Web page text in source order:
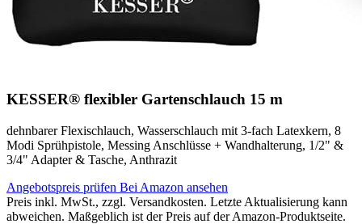
KESSER® flexibler Gartenschlauch 15 m
dehnbarer Flexischlauch, Wasserschlauch mit 3-fach Latexkern, 8
Modi Sprühpistole, Messing Anschlüsse + Wandhalterung, 1/2" &
3/4" Adapter & Tasche, Anthrazit
Angebotspreis prüfen Bei Amazon ansehen
Preis inkl. MwSt., zzgl. Versandkosten. Letzte Aktualisierung kann
abweichen. Maßgeblich ist der Preis auf der Amazon-Produktseite.